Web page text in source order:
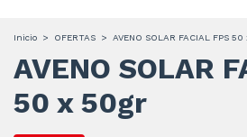
Inicio > OFERTAS > AVENO SOLAR FACIAL FPS
AVENO SOLAR
50 x 50gr